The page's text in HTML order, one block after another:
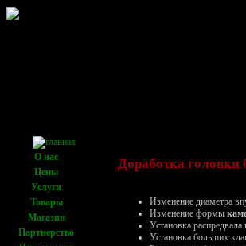
О нас
Цены
Услуги
Товары
Магазин
Партнерство
Доработка головки
Изменение диаметра
Изменение формы
Установка распредвала
Установка больших